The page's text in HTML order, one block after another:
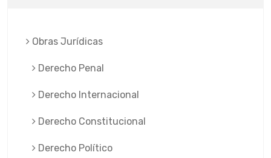
Obras Jurí­dicas
Derecho Penal
Derecho Internacional
Derecho Constitucional
Derecho Político